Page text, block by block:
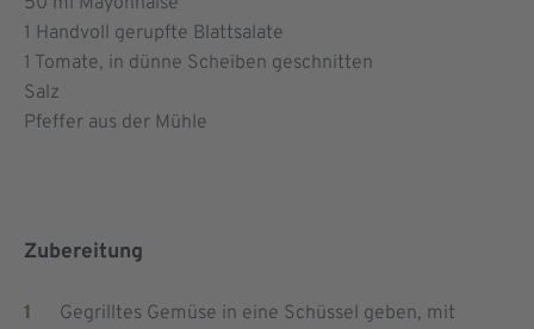
1 Handvoll gerupfte Blattsalate
1 Tomate, in dünne Scheiben geschnitten
Salz
Pfeffer aus der Mühle
Zubereitung
Gegrilltes Gemüse in eine Schüssel geben, mit